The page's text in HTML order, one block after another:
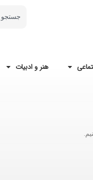
هنر و ادبیات